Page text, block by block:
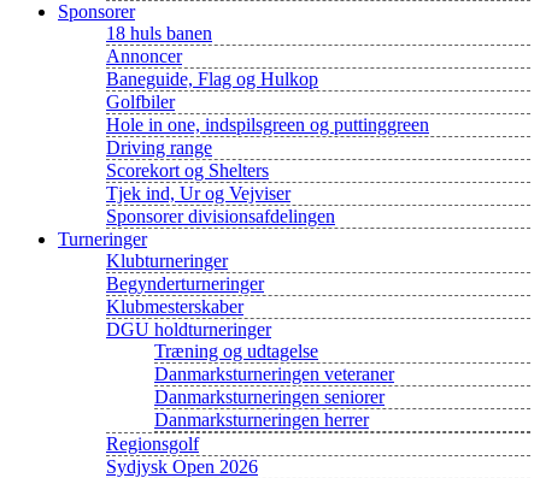
Sponsorer
18 huls banen
Annoncer
Baneguide, Flag og Hulkop
Golfbiler
Hole in one, indspilsgreen og puttinggreen
Driving range
Scorekort og Shelters
Tjek ind, Ur og Vejviser
Sponsorer divisionsafdelingen
Turneringer
Klubturneringer
Begynderturneringer
Klubmesterskaber
DGU holdturneringer
Træning og udtagelse
Danmarksturneringen veteraner
Danmarksturneringen seniorer
Danmarksturneringen herrer
Regionsgolf
Sydjysk Open 2026